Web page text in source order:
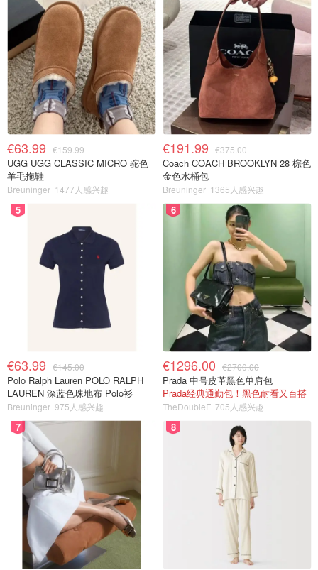
€63.99 €159.99
UGG UGG CLASSIC MICRO 驼色
羊毛拖鞋
Breuninger 1477人感兴趣
€191.99 €375.00
Coach COACH BROOKLYN 28 棕色
金色水桶包
Breuninger 1365人感兴趣
5
€63.99 €145.00
Polo Ralph Lauren POLO RALPH
LAUREN 深蓝色珠地布 Polo衫
Breuninger 975人感兴趣
6
€1296.00 €2700.00
Prada 中号皮革黑色单肩包
Prada经典通勤包！黑色耐看又百搭
TheDoubleF 705人感兴趣
7 8